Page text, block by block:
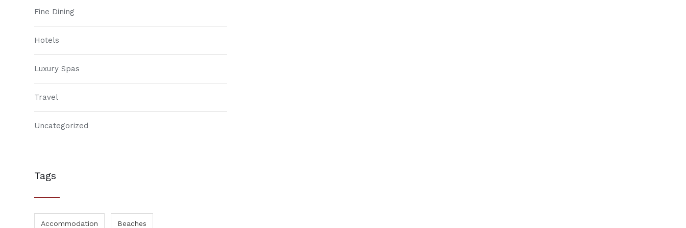
Fine Dining
Hotels
Luxury Spas
Travel
Uncategorized
Tags
Accommodation Beaches